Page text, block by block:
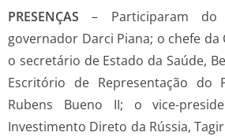
PRESENÇAS– Participaram
governador Darci Piana; o chefe da
o secretário de Estado da Saúde,
Escritório de Representação do
Rubens Bueno II; o vice-
Investimento Direto da Rússia,